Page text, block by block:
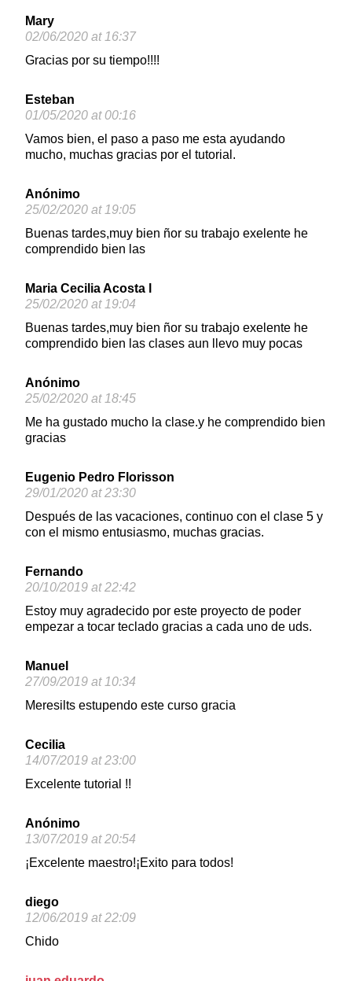
Mary
02/06/2020 at 16:37
Gracias por su tiempo!!!!
Esteban
01/05/2020 at 00:16
Vamos bien, el paso a paso me esta ayudando
mucho, muchas gracias por el tutorial.
Anónimo
25/02/2020 at 19:05
Buenas tardes,muy bien ñor su trabajo exelente he
comprendido bien las
Maria Cecilia Acosta l
25/02/2020 at 19:04
Buenas tardes,muy bien ñor su trabajo exelente he
comprendido bien las clases aun llevo muy pocas
Anónimo
25/02/2020 at 18:45
Me ha gustado mucho la clase.y he comprendido bien
gracias
Eugenio Pedro Florisson
29/01/2020 at 23:30
Después de las vacaciones, continuo con el clase 5 y
con el mismo entusiasmo, muchas gracias.
Fernando
20/10/2019 at 22:42
Estoy muy agradecido por este proyecto de poder
empezar a tocar teclado gracias a cada uno de uds.
Manuel
27/09/2019 at 10:34
Meresilts estupendo este curso gracia
Cecilia
14/07/2019 at 23:00
Excelente tutorial !!
Anónimo
13/07/2019 at 20:54
¡Excelente maestro!¡Exito para todos!
diego
12/06/2019 at 22:09
Chido